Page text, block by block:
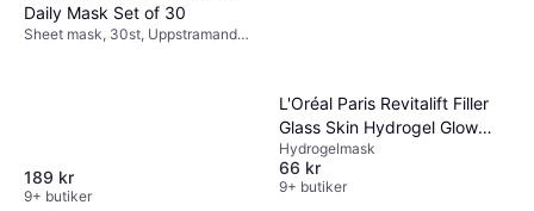
Daily Mask Set of 30
Sheet mask, 30st, Uppstramande,
189 kr
9+ butiker
L'Oréal Paris Revitalift Filler
Glass Skin Hydrogel Glow
Mask
Hydrogelmask
66 kr
9+ butiker